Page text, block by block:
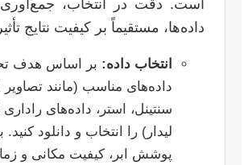
است. دقت در انتخاب،
داده‌ها، مستقیماً بر کیفیت نتایج
انتخاب داده: بر اساس هدف
داده‌های مناسب (مانند
لیدار) را انتخاب و دانلود کنید.
پوشش ابر، کیفیت مکانی و